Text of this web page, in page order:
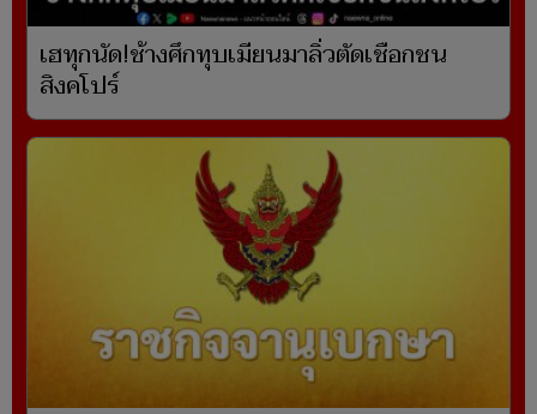
เฮทุกนัด!ช้างศึกทุบเมียนมาลิ่วตัดเชือกชน
สิงคโปร์